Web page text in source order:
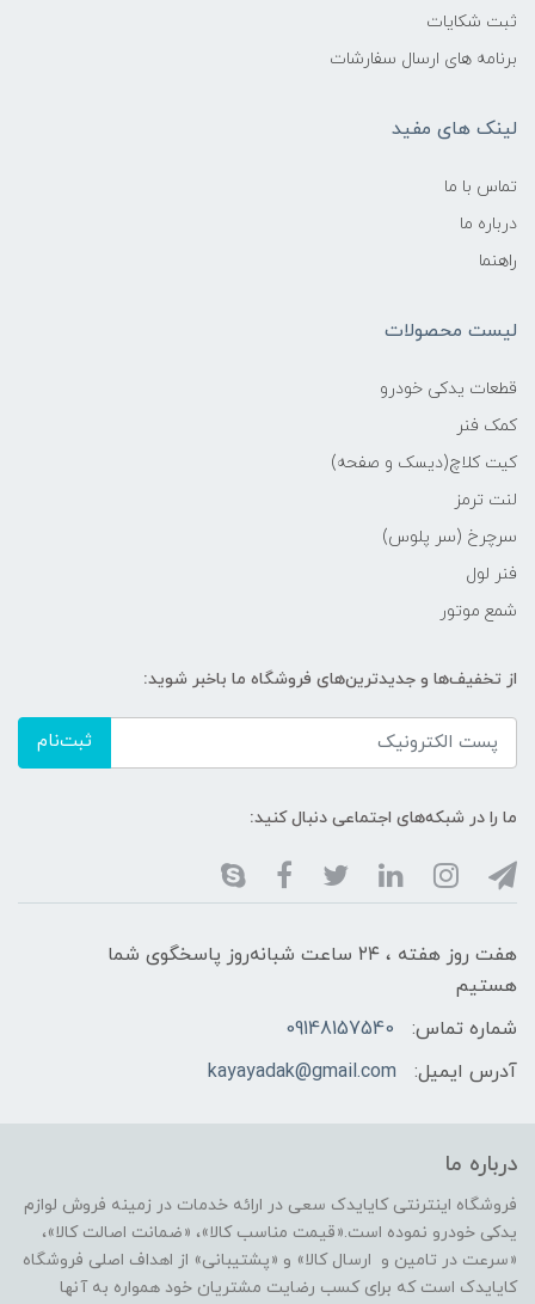
ثبت شکایات
برنامه های ارسال سفارشات
لینک های مفید
تماس با ما
درباره ما
راهنما
لیست محصولات
قطعات یدکی خودرو
کمک فنر
کیت کلاچ(دیسک و صفحه)
لنت ترمز
سرچرخ (سر پلوس)
فنر لول
شمع موتور
از تخفیف‌ها و جدیدترین‌های فروشگاه ما باخبر شوید:
ثبت‌نام
ما را در شبکه‌های اجتماعی دنبال کنید:
هفت روز هفته ، ۲۴ ساعت شبانه‌روز پاسخگوی شما
هستیم
شماره تماس:
09148157540
آدرس ایمیل:
kayayadak@gmail.com
درباره ما
فروشگاه اینترنتی کایایدک سعی در ارائه خدمات در زمینه فروش لوازم
یدکی خودرو نموده است.«قیمت مناسب کالا»، «ضمانت اصالت کالا»،
«سرعت در تامین و ارسال کالا» و «پشتیبانی» از اهداف اصلی فروشگاه
کایایدک است که برای کسب رضایت مشتریان خود همواره به آنها